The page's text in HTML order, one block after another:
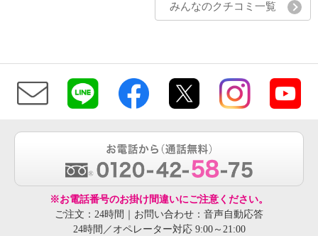
みんなのクチコミ一覧
※お電話番号のお掛け間違いにご注意ください。
ご注文：24時間｜お問い合わせ：音声自動応答
24時間／オペレーター対応 9:00～21:00